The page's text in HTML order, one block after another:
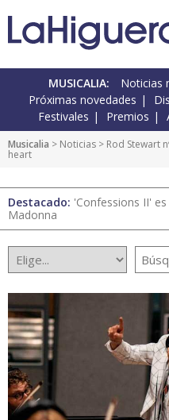
MUSICALIA: Noticias
Próximas novedades
Festivales
Premios
Musicalia > Noticias > Rod Stewart
heart
Destacado: 'Confessions II'
Madonna